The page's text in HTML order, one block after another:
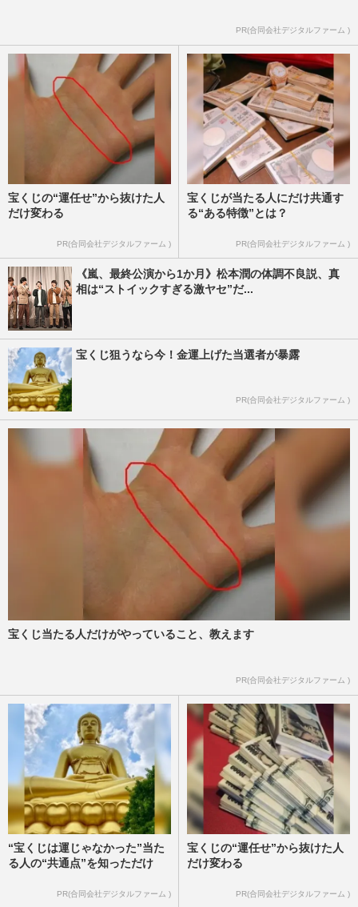
PR(合同会社デジタルファーム )
宝くじの“運任せ”から抜けた人
だけ変わる
PR(合同会社デジタルファーム )
宝くじが当たる人にだけ共通す
る“ある特徴”とは？
PR(合同会社デジタルファーム )
《嵐、最終公演から1か月》松本潤の体調不良説、真
相は“ストイックすぎる激ヤセ”だ...
宝くじ狙うなら今！金運上げた当選者が暴露
PR(合同会社デジタルファーム )
宝くじ当たる人だけがやっていること、教えます
PR(合同会社デジタルファーム )
“宝くじは運じゃなかった”当た
る人の“共通点”を知っただけ
PR(合同会社デジタルファーム )
宝くじの“運任せ”から抜けた人
だけ変わる
PR(合同会社デジタルファーム )